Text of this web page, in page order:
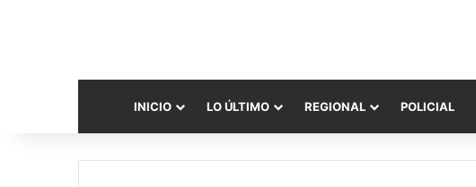
INICIO LO ÚLTIMO REGIONAL POLICIAL